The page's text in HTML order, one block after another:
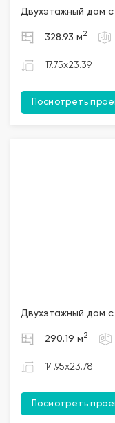
Двухэтажный дом
328.93 м 2
17.75x23.39
Посмотреть
Двухэтажный дом
290.19 м 2
14.95x23.78
Посмотреть